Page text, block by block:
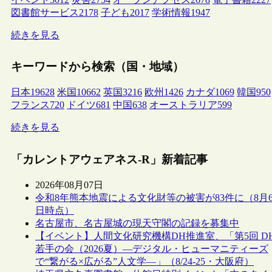
図書館サービス2178 子ども2017 学術情報1947
続きを見る
キーワードから検索（国・地域）
日本19628 米国 10662 英国3216 欧州 1426 カナダ1069 韓国950
フランス720 ドイツ681 中国638 オーストラリア599
続きを見る
「カレントアウェアネス-R」新着記事
2026年08月07日
令和8年熊本地震による文化財等の被害が83件に（8月
日時点）
名古屋市、名古屋城の現天守閣の記録を募集中
【イベント】人間文化研究機構DH推進室、「第5回
若手の会（2026夏）―デジタル・ヒューマニティーズ
で“繋がる×広がる”人文学―」（8/24-25・大阪府）